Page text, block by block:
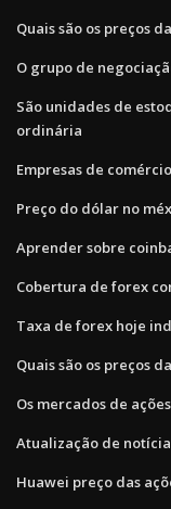
Quais são os preços
O grupo de
São unidades de
ordinária
Empresas de
Preço do dólar no
Aprender sobre
Cobertura de forex
Taxa de forex hoje
Quais são os preços
Os mercados de
Atualização de
Huawei preço das